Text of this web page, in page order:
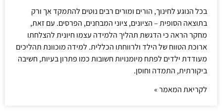
בכל הנוגע לחינוך, הורים ומורים רבים נוטים להתמקד אך ורק
בתוצאה הסופית – הציונים, ציוני המבחנים, הפרסים. עם זאת,
מחקר הראה כי הדגשת תהליך הלמידה עצמו חיונית להצלחתו
ארוכת הטווח של הילד ולרווחתו הכללית. למידה מוכוונת תהליכים
מעודדת ילדים לפתח מיומנויות חשובות כמו פתרון בעיות, חשיבה
ביקורתית, התמדה וחוסן.
לקריאת המאמר »